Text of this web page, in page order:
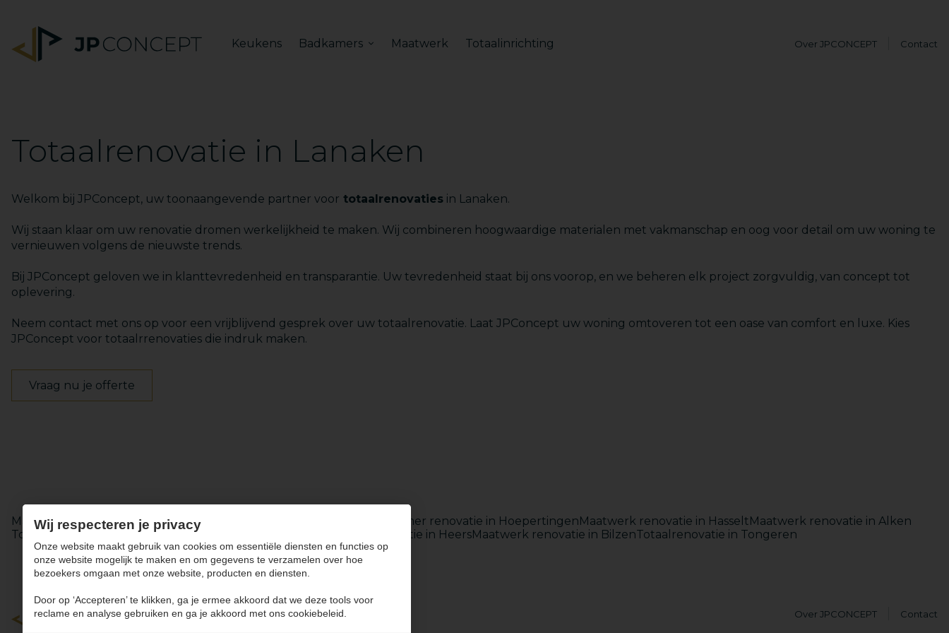
Keukens Badkamers Maatwerk Totaalinrichting Over JPCONCEPT Contact
Totaalrenovatie in Lanaken
Welkom bij JPConcept, uw toonaangevende partner voor totaalrenovaties in Lanaken.
Wij staan klaar om uw renovatie dromen werkelijkheid te maken. Wij combineren hoogwaardige materialen met vakmanschap en oog voor detail om uw woning te
vernieuwen volgens de nieuwste trends.
Bij JPConcept geloven we in klanttevredenheid en transparantie. Uw tevredenheid staat bij ons voorop, en we beheren elk project zorgvuldig, van concept tot
oplevering.
Neem contact met ons op voor een vrijblijvend gesprek over uw totaalrenovatie. Laat JPConcept uw woning omtoveren tot een oase van comfort en luxe. Kies
JPConcept voor totaalrrenovaties die indruk maken.
Vraag nu je offerte
Maatwerk renovatie in KortessemBadkamer renovatie in Werm Badkamer renovatie in HoepertingenMaatwerk renovatie in HasseltMaatwerk renovatie in Alken
Totaalrenovatie in HoepertingenTotaalrenovatie in Alken Totaalrenovatie in HeersMaatwerk renovatie in BilzenTotaalrenovatie in Tongeren
KeukensBadkamersMaatwerkTotaalinrichting Over JPCONCEPT Contact
Wij respecteren je privacy
Onze website maakt gebruik van cookies om essentiële diensten en functies op
onze website mogelijk te maken en om gegevens te verzamelen over hoe
bezoekers omgaan met onze website, producten en diensten.
Door op ‘Accepteren’ te klikken, ga je ermee akkoord dat we deze tools voor
reclame en analyse gebruiken en ga je akkoord met ons cookiebeleid.